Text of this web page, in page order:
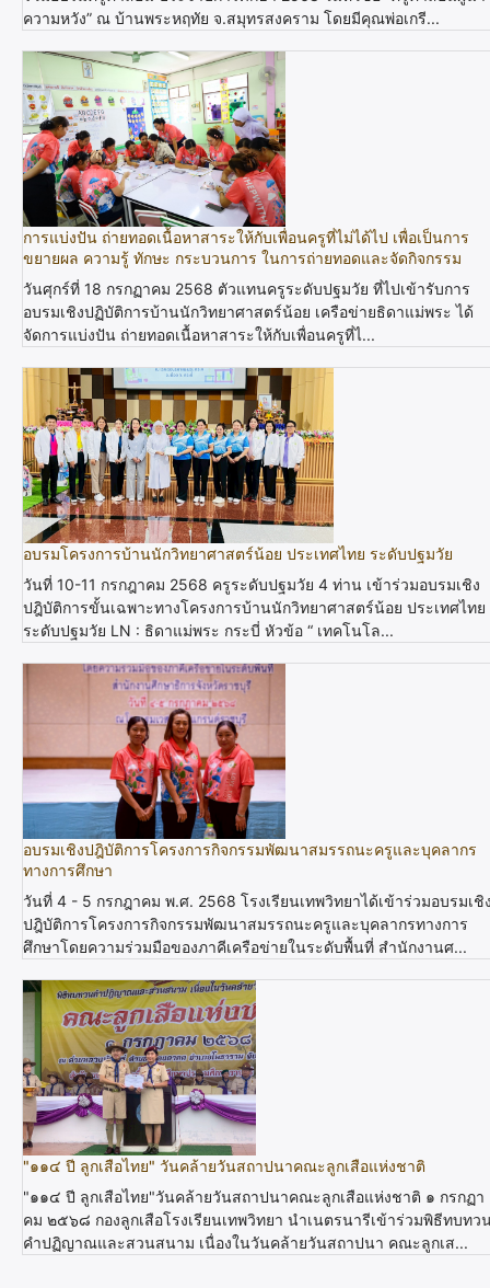
ความหวัง” ณ บ้านพระหฤทัย จ.สมุทรสงคราม โดยมีคุณพ่อเกรี...
การแบ่งปัน ถ่ายทอดเนื้อหาสาระให้กับเพื่อนครูที่ไม่ได้ไป เพื่อเป็นการ
ขยายผล ความรู้ ทักษะ กระบวนการ ในการถ่ายทอดและจัดกิจกรรม
วันศุกร์ที่ 18 กรกฏาคม 2568 ตัวแทนครูระดับปฐมวัย ที่ไปเข้ารับการ
อบรมเชิงปฏิบัติการบ้านนักวิทยาศาสตร์น้อย เครือข่ายธิดาแม่พระ ได้
จัดการแบ่งปัน ถ่ายทอดเนื้อหาสาระให้กับเพื่อนครูที่ไ...
อบรมโครงการบ้านนักวิทยาศาสตร์น้อย ประเทศไทย ระดับปฐมวัย
วันที่ 10-11 กรกฎาคม 2568 ครูระดับปฐมวัย 4 ท่าน เข้าร่วมอบรมเชิง
ปฎิบัติการขั้นเฉพาะทางโครงการบ้านนักวิทยาศาสตร์น้อย ประเทศไทย
ระดับปฐมวัย LN : ธิดาแม่พระ กระบี่ หัวข้อ “ เทคโนโล...
อบรมเชิงปฎิบัติการโครงการกิจกรรมพัฒนาสมรรถนะครูและบุคลากร
ทางการศึกษา
วันที่ 4 - 5 กรกฎาคม พ.ศ. 2568 โรงเรียนเทพวิทยาได้เข้าร่วมอบรมเชิ
ปฎิบัติการโครงการกิจกรรมพัฒนาสมรรถนะครูและบุคลากรทางการ
ศึกษาโดยความร่วมมือของภาคีเครือข่ายในระดับพื้นที่ สำนักงานศ...
"๑๑๔ ปี ลูกเสือไทย" วันคล้ายวันสถาปนาคณะลูกเสือแห่งชาติ
"๑๑๔ ปี ลูกเสือไทย"วันคล้ายวันสถาปนาคณะลูกเสือแห่งชาติ ๑ กรกฏา
คม ๒๕๖๘ กองลูกเสือโรงเรียนเทพวิทยา นำเนตรนารีเข้าร่วมพิธีทบทว
คำปฏิญาณและสวนสนาม เนื่องในวันคล้ายวันสถาปนา คณะลูกเส...